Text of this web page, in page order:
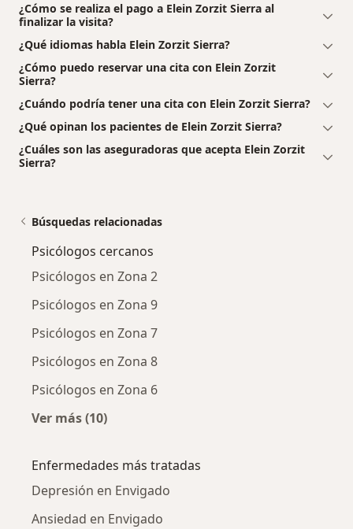
¿Cómo se realiza el pago a Elein Zorzit Sierra al
finalizar la visita?
¿Qué idiomas habla Elein Zorzit Sierra?
¿Cómo puedo reservar una cita con Elein Zorzit
Sierra?
¿Cuándo podría tener una cita con Elein Zorzit Sierra?
¿Qué opinan los pacientes de Elein Zorzit Sierra?
¿Cuáles son las aseguradoras que acepta Elein Zorzit
Sierra?
Búsquedas relacionadas
Psicólogos cercanos
Psicólogos en Zona 2
Psicólogos en Zona 9
Psicólogos en Zona 7
Psicólogos en Zona 8
Psicólogos en Zona 6
Ver más (10)
Enfermedades más tratadas
Depresión en Envigado
Ansiedad en Envigado